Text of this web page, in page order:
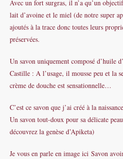
Avec un fort surgras, il n’a qu’un
lait d’avoine et le miel (de notre super
ajoutés à la trace donc toutes leurs
préservées.
Un savon uniquement composé d’huile
Castille : A l’usage, il mousse peu et la
crème de douche est sensationnelle…
C’est ce savon que j’ai créé à la
Un savon tout-doux pour sa délicate
découvrez la genèse d’Apiketa)
Je vous en parle en image ici Savon